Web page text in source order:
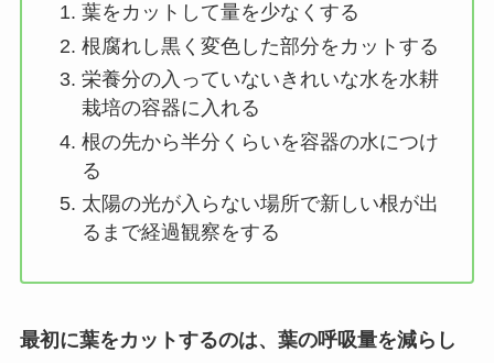
葉をカットして量を少なくする
根腐れし黒く変色した部分をカットする
栄養分の入っていないきれいな水を水耕
栽培の容器に入れる
根の先から半分くらいを容器の水につけ
る
太陽の光が入らない場所で新しい根が出
るまで経過観察をする
最初に葉をカットするのは、葉の呼吸量を減らし